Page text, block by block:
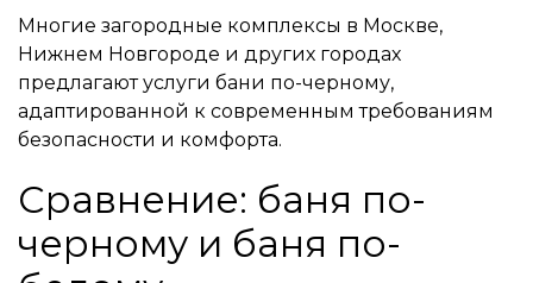
Многие загородные комплексы в Москве,
Нижнем Новгороде и других городах
предлагают услуги бани по-черному,
адаптированной к современным требованиям
безопасности и комфорта.
Сравнение: баня по-
черному и баня по-